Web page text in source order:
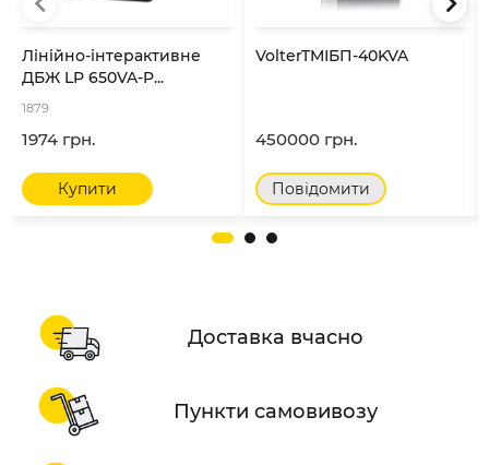
Лінійно-інтерактивне
ДБЖ LP 650VA-P...
1879
1974 грн.
Купити
VolterTMІБП-40KVA
450000 грн.
Повідомити
Доставка вчасно
Пункти самовивозу